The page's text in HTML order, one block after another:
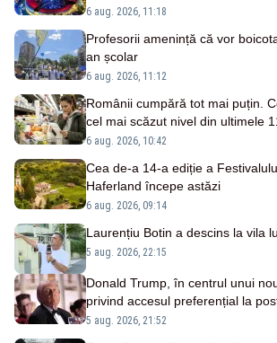
6 aug. 2026, 11:18
Profesorii amenință că vor
an școlar
6 aug. 2026, 11:12
Românii cumpără tot mai puțin.
cel mai scăzut nivel din ultimele
6 aug. 2026, 10:42
Cea de-a 14-a ediție a
Haferland începe astăzi
6 aug. 2026, 09:14
Laurențiu Botin a descins la vila
5 aug. 2026, 22:15
Donald Trump, în centrul unui
privind accesul preferențial la
5 aug. 2026, 21:52